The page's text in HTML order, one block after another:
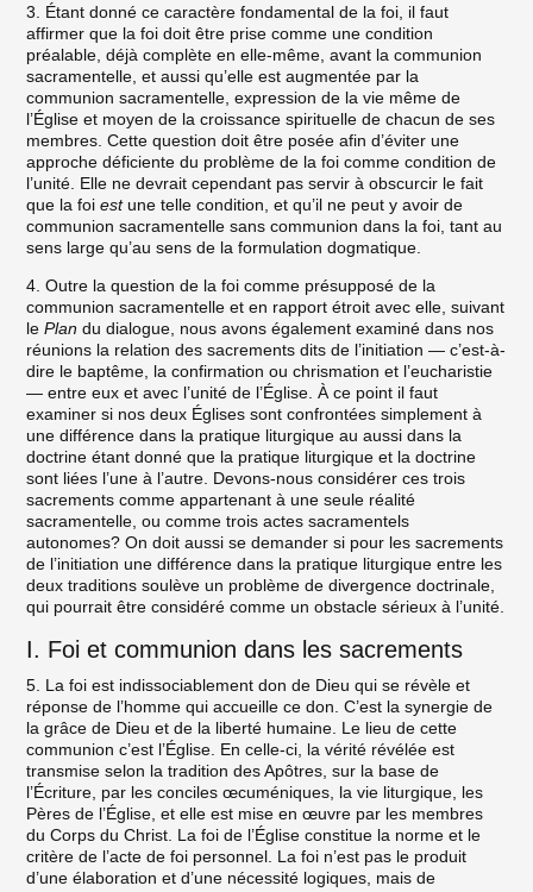
3. Étant donné ce caractère fondamental de la foi, il faut
affirmer que la foi doit être prise comme une condition
préalable, déjà complète en elle-même, avant la communion
sacramentelle, et aussi qu’elle est augmentée par la
communion sacramentelle, expression de la vie même de
l’Église et moyen de la croissance spirituelle de chacun de ses
membres. Cette question doit être posée afin d’éviter une
approche déficiente du problème de la foi comme condition de
l’unité. Elle ne devrait cependant pas servir à obscurcir le fait
que la foiest une telle condition, et qu’il ne peut y avoir de
communion sacramentelle sans communion dans la foi, tant au
sens large qu’au sens de la formulation dogmatique.
4. Outre la question de la foi comme présupposé de la
communion sacramentelle et en rapport étroit avec elle, suivant
lePlandu dialogue, nous avons également examiné dans nos
réunions la relation des sacrements dits de l’initiation — c’est-à-
dire le baptême, la confirmation ou chrismation et l’eucharistie
— entre eux et avec l’unité de l’Église. À ce point il faut
examiner si nos deux Églises sont confrontées simplement à
une différence dans la pratique liturgique au aussi dans la
doctrine étant donné que la pratique liturgique et la doctrine
sont liées l’une à l’autre. Devons-nous considérer ces trois
sacrements comme appartenant à une seule réalité
sacramentelle, ou comme trois actes sacramentels
autonomes? On doit aussi se demander si pour les sacrements
de l’initiation une différence dans la pratique liturgique entre les
deux traditions soulève un problème de divergence doctrinale,
qui pourrait être considéré comme un obstacle sérieux à l’unité.
I. Foi et communion dans les sacrements
5. La foi est indissociablement don de Dieu qui se révèle et
réponse de l’homme qui accueille ce don. C’est la synergie de
la grâce de Dieu et de la liberté humaine. Le lieu de cette
communion c’est l’Église. En celle-ci, la vérité révélée est
transmise selon la tradition des Apôtres, sur la base de
l’Écriture, par les conciles œcuméniques, la vie liturgique, les
Pères de l’Église, et elle est mise en œuvre par les membres
du Corps du Christ. La foi de l’Église constitue la norme et le
critère de l’acte de foi personnel. La foi n’est pas le produit
d’une élaboration et d’une nécessité logiques, mais de